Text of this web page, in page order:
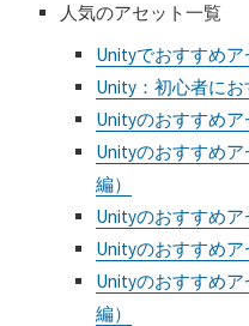
人気のアセット一覧
Unityでおすすめア
Unity：初心者に
Unityのおすすめア
Unityのおすすめ
編）
Unityのおすすめア
Unityのおすすめア
Unityのおすすめ
編）